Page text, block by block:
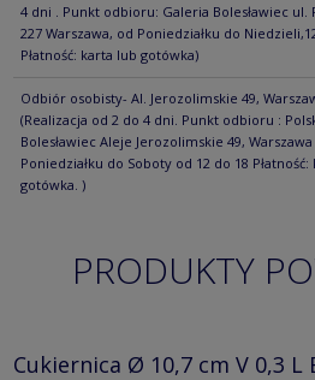
4 dni . Punkt odbioru: Galeria Bolesławiec ul.
227 Warszawa, od Poniedziałku do
Płatność: karta lub gotówka)
Odbiór osobisty- Al. Jerozolimskie 49,
(Realizacja od 2 do 4 dni. Punkt odbioru :
Bolesławiec Aleje Jerozolimskie 49,
Poniedziałku do Soboty od 12 do 18
gotówka. )
PRODUKTY
Cukiernica Ø 10,7 cm V 0,3 L